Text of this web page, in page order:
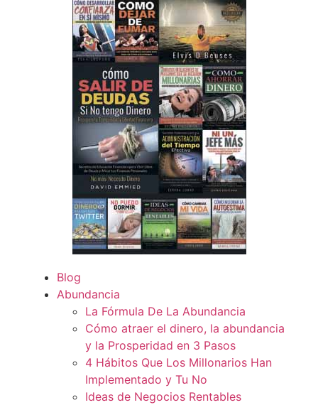
Blog
Abundancia
La Fórmula De La Abundancia
Cómo atraer el dinero, la abundancia
y la Prosperidad en 3 Pasos
4 Hábitos Que Los Millonarios Han
Implementado y Tu No
Ideas de Negocios Rentables